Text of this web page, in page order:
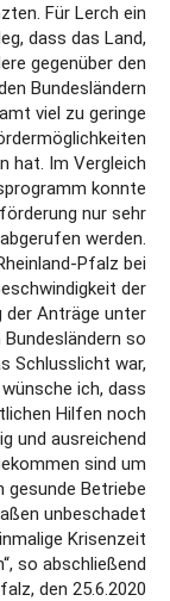
Für Lerch ein
dass das Land,
gegenüber den
Bundesländern
viel zu geringe
hat. Im Vergleich
konnte
nur sehr
werden.
Pfalz bei
der
der Anträge unter
Bundesländern so
Schlusslicht war,
ich, dass
Hilfen noch
und ausreichend
sind um
gesunde Betriebe
unbeschadet
Krisenzeit
so abschließend
den 25.6.2020